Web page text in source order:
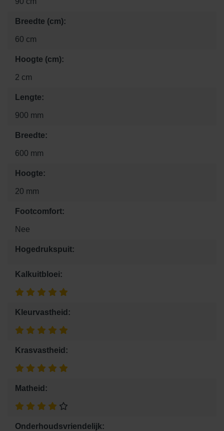
Breedte (cm):
60 cm
Hoogte (cm):
2 cm
Lengte:
900 mm
Breedte:
600 mm
Hoogte:
20 mm
Footcomfort:
Nee
Hogedrukspuit:
Kalkuitbloei:
Kleurvastheid:
Krasvastheid:
Matheid:
Onderhoudsvriendelijk: